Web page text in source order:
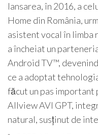
lansarea, în 2016, a
Home din România,
asistent vocal în limba
a încheiat un
Android TV™,
ce a adoptat
făcut un pas
Allview AVI GPT,
natural, susținut de